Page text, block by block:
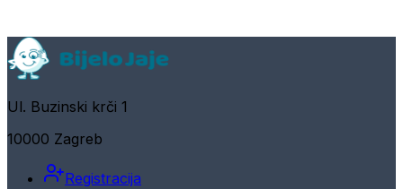
Ul. Buzinski krči 1
10000 Zagreb
Registracija